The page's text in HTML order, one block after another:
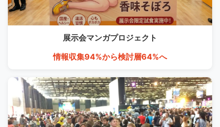
展示会マンガプロジェクト
情報収集94%から検討層64%へ